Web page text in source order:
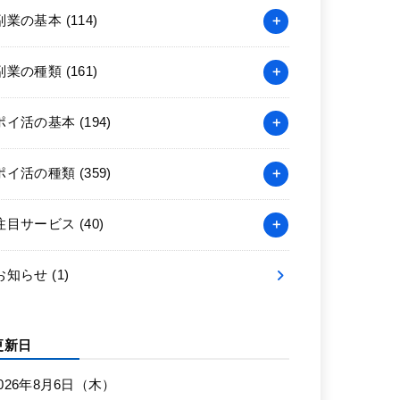
業の基本 (114)
業の種類 (161)
イ活の基本 (194)
イ活の種類 (359)
目サービス (40)
知らせ (1)
新日
年8月6日（木）